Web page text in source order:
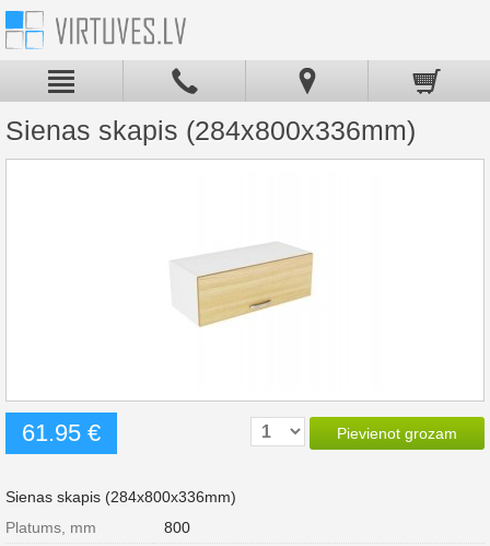
Sienas skapis (284x800x336mm)
61.95 € Pievienot grozam
Sienas skapis (284x800x336mm)
Platums, mm
800